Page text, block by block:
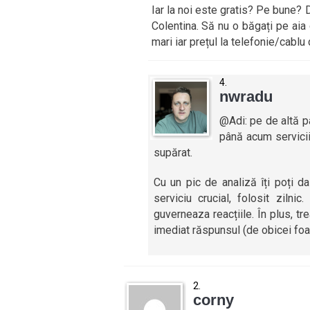
Iar la noi este gratis? Pe bune?
Colentina. Să nu o băgați pe
mari iar prețul la telefonie/cablu
nwradu
@Adi: pe de altă
până acum
supărat.
Cu un pic de analiză îți poți
serviciu crucial, folosit
guverneaza reacțiile. În plus,
imediat răspunsul (de obicei
corny